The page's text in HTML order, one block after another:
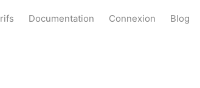
Documentation Connexion Blog